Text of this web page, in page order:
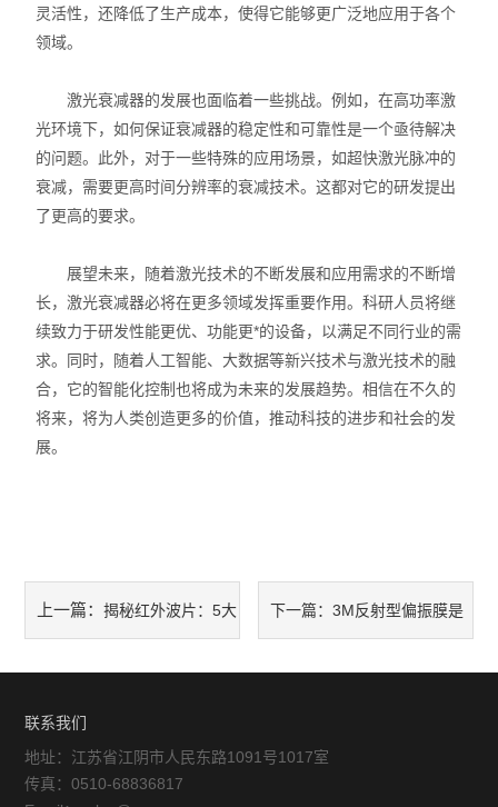
灵活性，还降低了生产成本，使得它能够更广泛地应用于各个
领域。
激光衰减器的发展也面临着一些挑战。例如，在高功率激
光环境下，如何保证衰减器的稳定性和可靠性是一个亟待解决
的问题。此外，对于一些特殊的应用场景，如超快激光脉冲的
衰减，需要更高时间分辨率的衰减技术。这都对它的研发提出
了更高的要求。
展望未来，随着激光技术的不断发展和应用需求的不断增
长，激光衰减器必将在更多领域发挥重要作用。科研人员将继
续致力于研发性能更优、功能更*的设备，以满足不同行业的需
求。同时，随着人工智能、大数据等新兴技术与激光技术的融
合，它的智能化控制也将成为未来的发展趋势。相信在不久的
将来，将为人类创造更多的价值，推动科技的进步和社会的发
展。
上一篇：揭秘红外波片：5大 下一篇： 3M反射型偏振膜是
联系我们
地址：江苏省江阴市人民东路1091号1017室
传真：0510-68836817